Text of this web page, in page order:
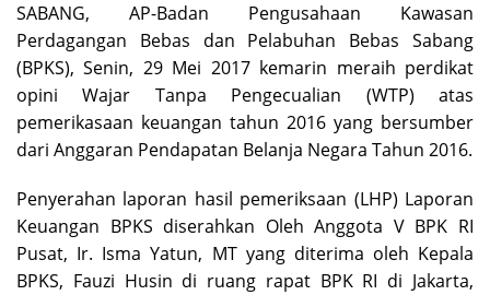
SABANG, AP-Badan Pengusahaan Kawasan
Perdagangan Bebas dan Pelabuhan Bebas Sabang
(BPKS), Senin, 29 Mei 2017 kemarin meraih perdikat
opini Wajar Tanpa Pengecualian (WTP) atas
pemerikasaan keuangan tahun 2016 yang bersumber
dari Anggaran Pendapatan Belanja Negara Tahun 2016.
Penyerahan laporan hasil pemeriksaan (LHP) Laporan
Keuangan BPKS diserahkan Oleh Anggota V BPK RI
Pusat, Ir. Isma Yatun, MT yang diterima oleh Kepala
BPKS, Fauzi Husin di ruang rapat BPK RI di Jakarta,